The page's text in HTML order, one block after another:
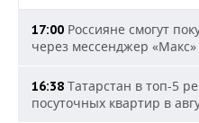
17:00 Россияне смогут
через мессенджер «Макс»
16:38 Татарстан в топ-5
посуточных квартир в